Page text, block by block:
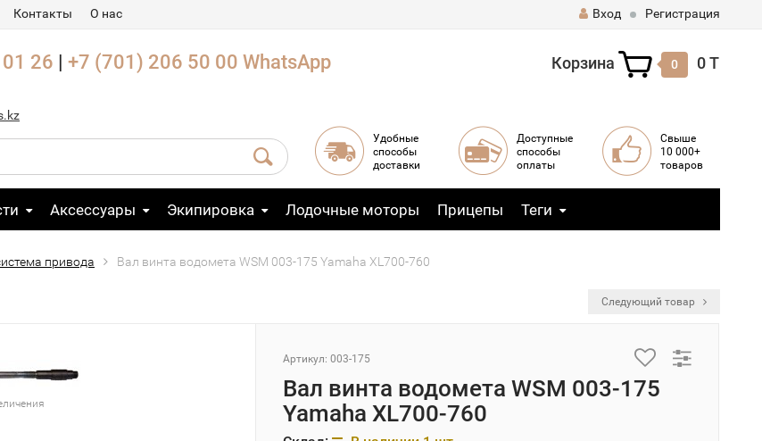
Контакты О нас Вход Регистрация
26 | +7 (701) 206 50 00 WhatsApp Корзина 0 0 T
Удобные
способы
доставки
Доступные
способы
оплаты
Свыше
10 000+
товаров
Аксессуары Экипировка Лодочные моторы Прицепы Теги
привода Вал винта водомета WSM 003-175 Yamaha XL700-760
Следующий товар
Артикул: 003-175
Вал винта водомета WSM 003-175
Yamaha XL700-760